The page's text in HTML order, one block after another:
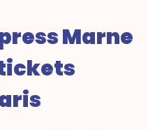
Marne